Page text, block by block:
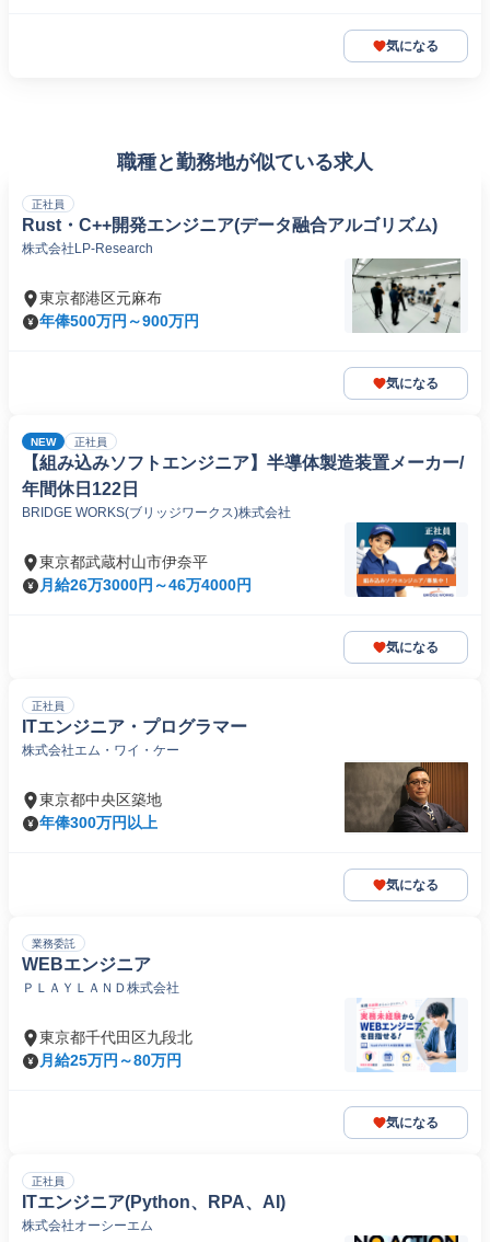
気になる
職種と勤務地が似ている求人
正社員
Rust・C++開発エンジニア(データ融合アルゴリズム)
株式会社LP-Research
東京都港区元麻布
年俸500万円～900万円
気になる
NEW 正社員
【組み込みソフトエンジニア】半導体製造装置メーカー/
年間休日122日
BRIDGE WORKS(ブリッジワークス)株式会社
東京都武蔵村山市伊奈平
月給26万3000円～46万4000円
気になる
正社員
ITエンジニア・プログラマー
株式会社エム・ワイ・ケー
東京都中央区築地
年俸300万円以上
気になる
業務委託
WEBエンジニア
ＰＬＡＹＬＡＮＤ株式会社
東京都千代田区九段北
月給25万円～80万円
気になる
正社員
ITエンジニア(Python、RPA、AI)
株式会社オーシーエム